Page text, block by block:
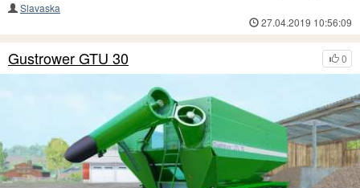
Slavaska
27.04.2019 10:56:09
0
Gustrower GTU 30